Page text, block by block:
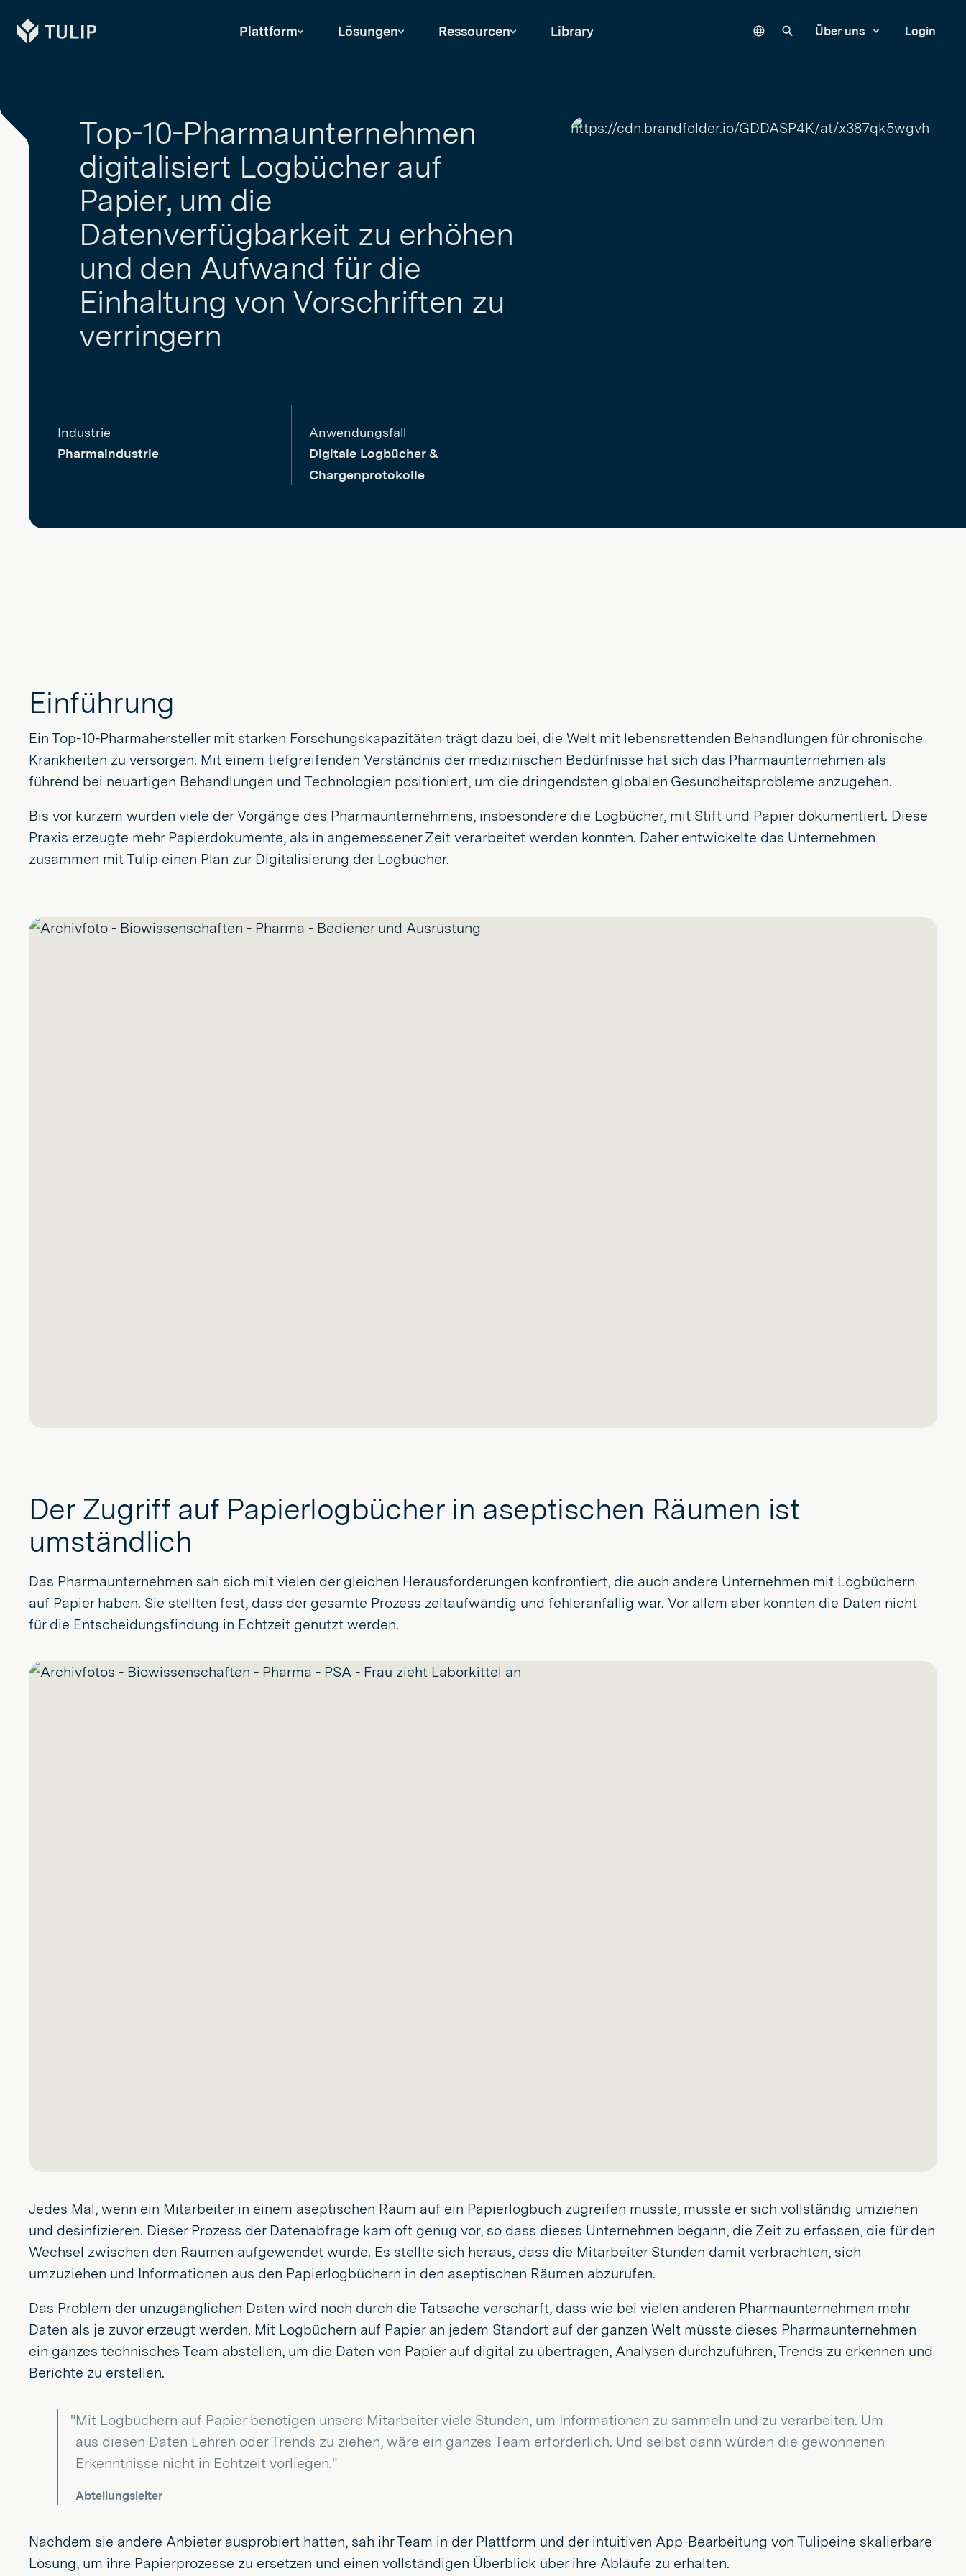
Tulip Plattform Lösungen Ressourcen Library LanguageUnsere Website durchsuchen
Über uns Login
Top-10-Pharmaunternehmen
digitalisiert Logbücher auf
Papier, um die
Datenverfügbarkeit zu erhöhen
und den Aufwand für die
Einhaltung von Vorschriften zu
verringern
Industrie
Pharmaindustrie
Anwendungsfall
Digitale Logbücher &
Chargenprotokolle
Einführung
Ein Top-10-Pharmahersteller mit starken Forschungskapazitäten trägt dazu bei, die Welt mit lebensrettenden Behandlungen für chronische
Krankheiten zu versorgen. Mit einem tiefgreifenden Verständnis der medizinischen Bedürfnisse hat sich das Pharmaunternehmen als
führend bei neuartigen Behandlungen und Technologien positioniert, um die dringendsten globalen Gesundheitsprobleme anzugehen.
Bis vor kurzem wurden viele der Vorgänge des Pharmaunternehmens, insbesondere die Logbücher, mit Stift und Papier dokumentiert. Diese
Praxis erzeugte mehr Papierdokumente, als in angemessener Zeit verarbeitet werden konnten. Daher entwickelte das Unternehmen
zusammen mit Tulip einen Plan zur Digitalisierung der Logbücher.
Der Zugriff auf Papierlogbücher in aseptischen Räumen ist
umständlich
Das Pharmaunternehmen sah sich mit vielen der gleichen Herausforderungen konfrontiert, die auch andere Unternehmen mit Logbüchern
auf Papier haben. Sie stellten fest, dass der gesamte Prozess zeitaufwändig und fehleranfällig war. Vor allem aber konnten die Daten nicht
für die Entscheidungsfindung in Echtzeit genutzt werden.
Jedes Mal, wenn ein Mitarbeiter in einem aseptischen Raum auf ein Papierlogbuch zugreifen musste, musste er sich vollständig umziehen
und desinfizieren. Dieser Prozess der Datenabfrage kam oft genug vor, so dass dieses Unternehmen begann, die Zeit zu erfassen, die für den
Wechsel zwischen den Räumen aufgewendet wurde. Es stellte sich heraus, dass die Mitarbeiter Stunden damit verbrachten, sich
umzuziehen und Informationen aus den Papierlogbüchern in den aseptischen Räumen abzurufen.
Das Problem der unzugänglichen Daten wird noch durch die Tatsache verschärft, dass wie bei vielen anderen Pharmaunternehmen mehr
Daten als je zuvor erzeugt werden. Mit Logbüchern auf Papier an jedem Standort auf der ganzen Welt müsste dieses Pharmaunternehmen
ein ganzes technisches Team abstellen, um die Daten von Papier auf digital zu übertragen, Analysen durchzuführen, Trends zu erkennen und
Berichte zu erstellen.
"Mit Logbüchern auf Papier benötigen unsere Mitarbeiter viele Stunden, um Informationen zu sammeln und zu verarbeiten. Um
aus diesen Daten Lehren oder Trends zu ziehen, wäre ein ganzes Team erforderlich. Und selbst dann würden die gewonnenen
Erkenntnisse nicht in Echtzeit vorliegen."
Abteilungsleiter
Nachdem sie andere Anbieter ausprobiert hatten, sah ihr Team in der Plattform und der intuitiven App-Bearbeitung von Tulipeine skalierbare
Lösung, um ihre Papierprozesse zu ersetzen und einen vollständigen Überblick über ihre Abläufe zu erhalten.